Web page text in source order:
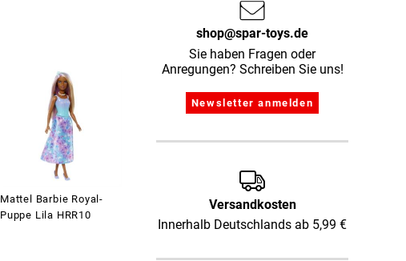
Mattel Barbie Royal-
Puppe Lila HRR10
shop@spar-toys.de
Sie haben Fragen oder
Anregungen? Schreiben Sie uns!
Versandkosten
Innerhalb Deutschlands ab 5,99 €